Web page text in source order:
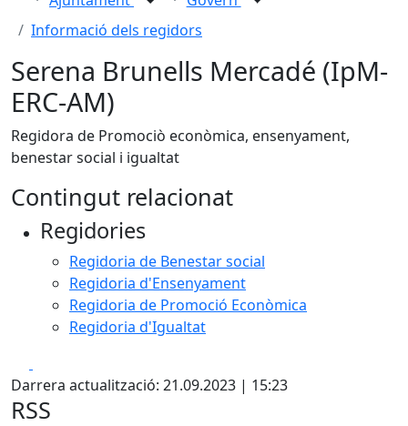
Informació dels regidors
Serena Brunells Mercadé (IpM-
ERC-AM)
Regidora de Promociò econòmica, ensenyament,
benestar social i igualtat
Contingut relacionat
Regidories
Regidoria de Benestar social
Regidoria d'Ensenyament
Regidoria de Promoció Econòmica
Regidoria d'Igualtat
Darrera actualització: 21.09.2023 | 15:23
RSS